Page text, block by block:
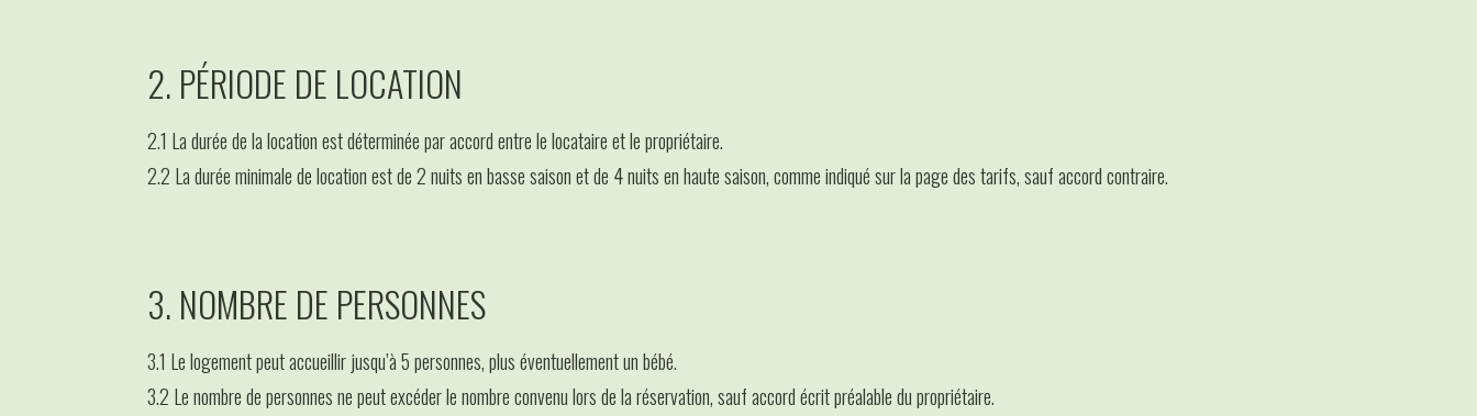
2. PÉRIODE DE LOCATION
2.1 La durée de la location est déterminée par accord entre le locataire et le propriétaire.
2.2 La durée minimale de location est de 2 nuits en basse saison et de 4 nuits en haute saison, comme indiqué sur la page des tarifs, sauf accord contraire.
3. NOMBRE DE PERSONNES
3.1 Le logement peut accueillir jusqu’à 5 personnes, plus éventuellement un bébé.
3.2 Le nombre de personnes ne peut excéder le nombre convenu lors de la réservation, sauf accord écrit préalable du propriétaire.